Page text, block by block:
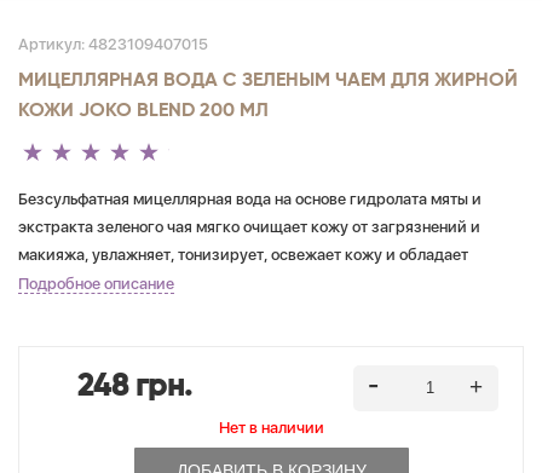
Артикул: 4823109407015
МИЦЕЛЛЯРНАЯ ВОДА С ЗЕЛЕНЫМ ЧАЕМ ДЛЯ ЖИРНОЙ
КОЖИ JOKO BLEND 200 МЛ
Безсульфатная мицеллярная вода на основе гидролата мяты и
экстракта зеленого чая мягко очищает кожу от загрязнений и
макияжа, увлажняет, тонизирует, освежает кожу и обладает
выраженным противовоспалительным действием. Эффективно
содержит парабенов, SLES, SLS. Подходит для комбинированной и
Подробное описание
248 грн.
Нет в наличии